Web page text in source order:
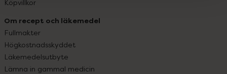
Köpvillkor
Om recept och läkemedel
Fullmakter
Högkostnadsskyddet
Läkemedelsutbyte
Lämna in gammal medicin